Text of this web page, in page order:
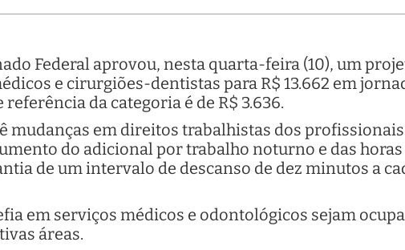
Federal aprovou, nesta quarta-feira (10), um
e cirurgiões-dentistas para R$ 13.662 em
da categoria é de R$ 3.636.
mudanças em direitos trabalhistas dos
do adicional por trabalho noturno e das horas
de um intervalo de descanso de dez minutos a
em serviços médicos e odontológicos sejam
áreas.